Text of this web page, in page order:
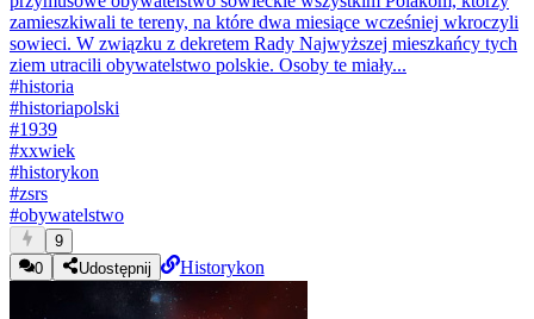
zamieszkiwali te tereny, na które dwa miesiące wcześniej wkroczyli
sowieci. W związku z dekretem Rady Najwyższej mieszkańcy tych
ziem utracili obywatelstwo polskie. Osoby te miały...
#historia
#historiapolski
#1939
#xxwiek
#historykon
#zsrs
#obywatelstwo
9
0
Udostępnij Historykon